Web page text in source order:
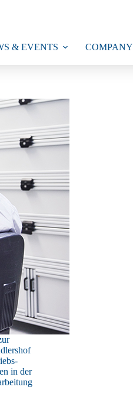
& EVENTS COMPANY
in der